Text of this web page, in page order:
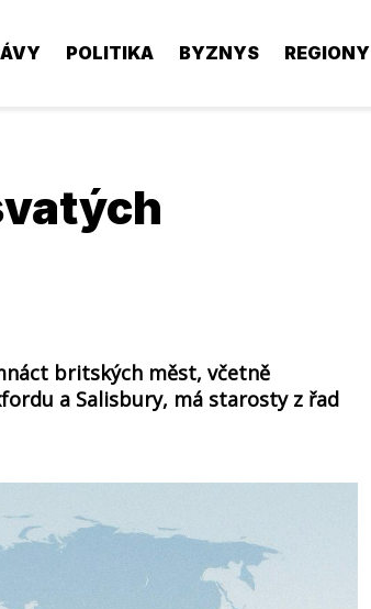
POLITIKA BYZNYS REGIONY
britských měst, včetně
a Salisbury, má starosty z řad